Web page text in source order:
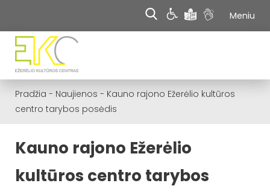
Meniu
Pradžia - Naujienos - Kauno rajono Ežerėlio kultūros
centro tarybos posėdis
Kauno rajono Ežerėlio
kultūros centro tarybos